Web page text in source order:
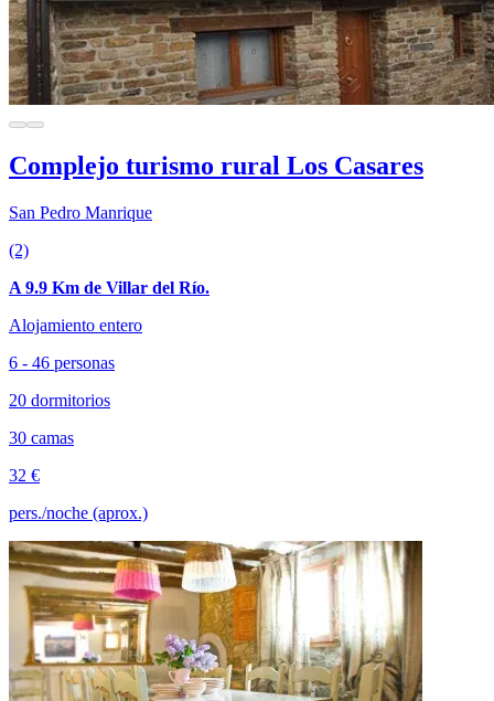
Complejo turismo rural Los Casares
San Pedro Manrique
(2)
A 9.9 Km de Villar del Río.
Alojamiento entero
6 - 46 personas
20 dormitorios
30 camas
32 €
pers./noche (aprox.)